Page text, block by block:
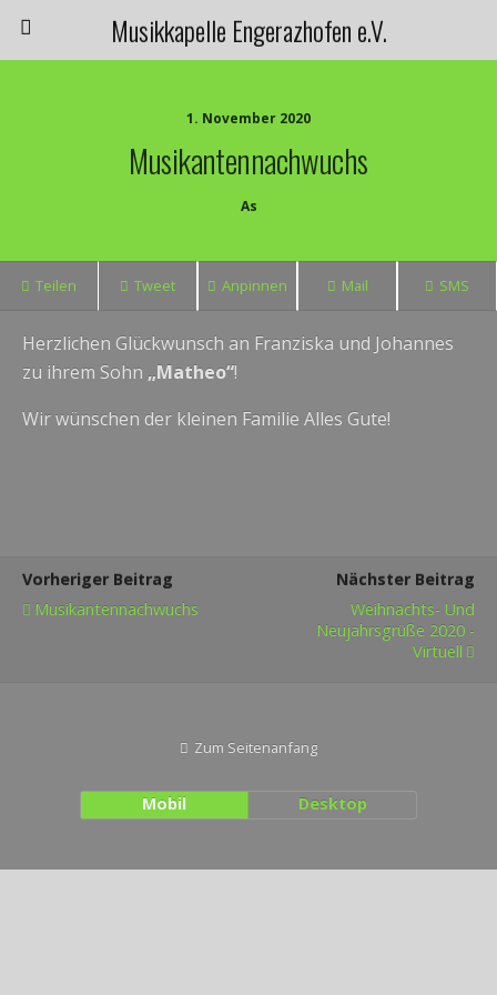
Musikkapelle Engerazhofen e.V.
1. November 2020
Musikantennachwuchs
As
Teilen Tweet Anpinnen Mail SMS
Herzlichen Glückwunsch an Franziska und Johannes
zu ihrem Sohn „Matheo“!
Wir wünschen der kleinen Familie Alles Gute!
Vorheriger Beitrag
Musikantennachwuchs
Nächster Beitrag
Weihnachts- Und
Neujahrsgrüße 2020 -
Virtuell
Zum Seitenanfang
Mobil Desktop